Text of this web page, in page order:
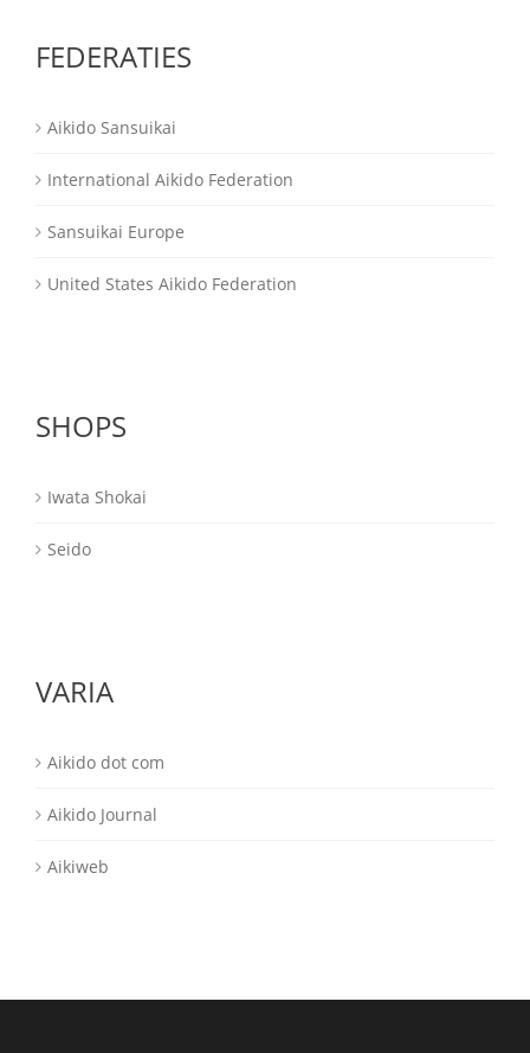
FEDERATIES
Aikido Sansuikai
International Aikido Federation
Sansuikai Europe
United States Aikido Federation
SHOPS
Iwata Shokai
Seido
VARIA
Aikido dot com
Aikido Journal
Aikiweb